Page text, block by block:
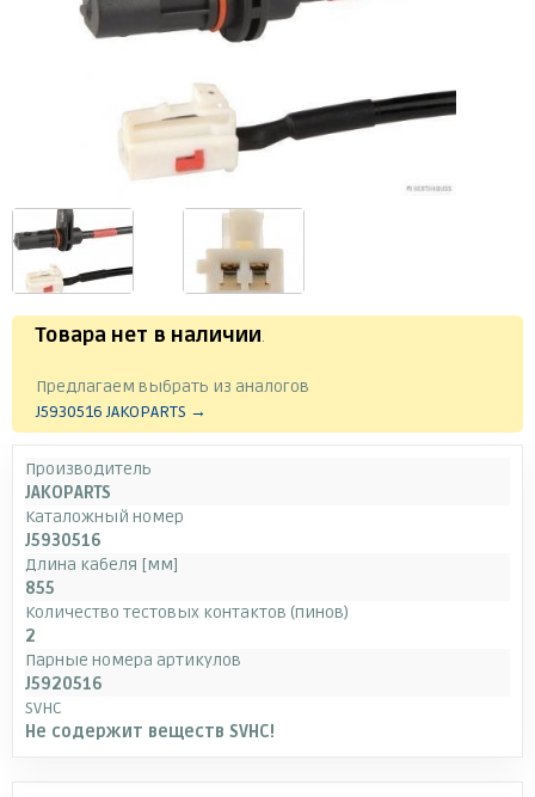
Товара нет в наличии.
Предлагаем выбрать из аналогов
J5930516 JAKOPARTS →
Производитель
JAKOPARTS
Каталожный номер
J5930516
Длина кабеля [мм]
855
Количество тестовых контактов (пинов)
2
Парные номера артикулов
J5920516
SVHC
Не содержит веществ SVHC!